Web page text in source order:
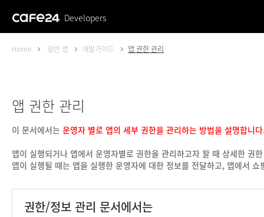
Developers
Home 일반 앱 개발가이드 앱 권한 관리
앱 권한 관리
이 문서에서는 운영자 별로 앱의 세부 권한을 관리하는 방법을 설명합니
앱이 실행되거나 앱에서 운영자별로 권한을 관리하고자 할 때 상세한 권
앱이 실행될 때는 앱을 실행한 운영자에 대한 정보를 전달하고, 앱에서
권한/정보 관리 문서에서는